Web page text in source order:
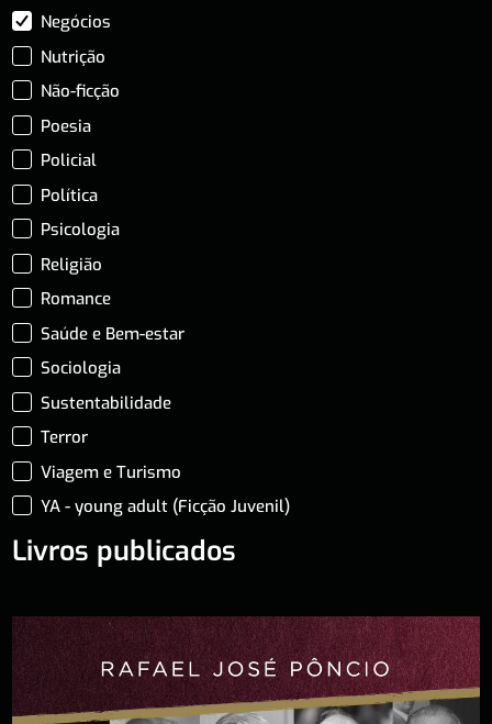
Negócios
Nutrição
Não-ficção
Poesia
Policial
Política
Psicologia
Religião
Romance
Saúde e Bem-estar
Sociologia
Sustentabilidade
Terror
Viagem e Turismo
YA - young adult (Ficção Juvenil)
Livros publicados